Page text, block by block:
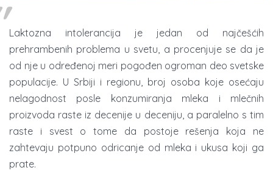
Laktozna intolerancija je jedan od najčešćih
prehrambenih problema u svetu, a procenjuje se da je
od nje u određenoj meri pogođen ogroman deo svetske
populacije. U Srbiji i regionu, broj osoba koje osećaju
nelagodnost posle konzumiranja mleka i mlečnih
proizvoda raste iz decenije u deceniju, a paralelno s tim
raste i svest o tome da postoje rešenja koja ne
zahtevaju potpuno odricanje od mleka i ukusa koji ga
prate.